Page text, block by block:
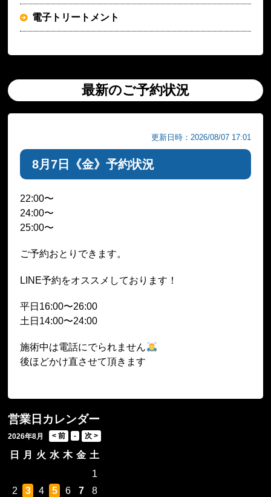
電子トリートメント
最新のご予約状況
更新日時：2026/08/07 17:01
8月7日《金》予約状況
22:00〜
24:00〜
25:00〜
ご予約おとりできます。
LINE予約をオススメしております！
平日16:00〜26:00
土日14:00〜24:00
施術中は電話にでられません
後ほどかけ直させて頂きます
営業日カレンダー
2026年8月
日 月 火 水 木 金 土
1
2
3 4 5 6 7
8